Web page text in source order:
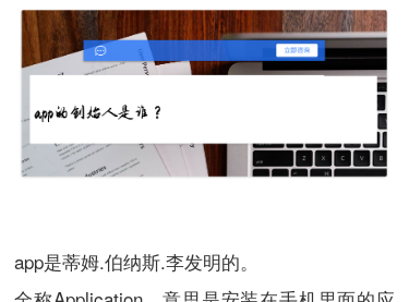
app是蒂姆.伯纳斯.李发明的。